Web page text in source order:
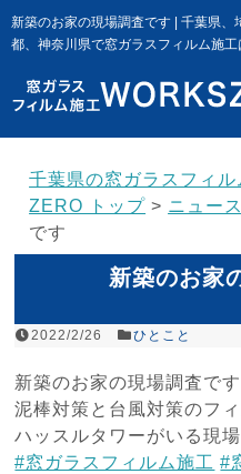
新築のお家の現場調査です | 千葉県
都、神奈川県で窓ガラスフィルム施工
千葉県の窓ガラスフィ
ZERO トップ > ニュース
です
新築のお家
2022/2/26 ひとこと
新築のお家の現場調査です
泥棒対策と台風対策のフ
ハッスルタワーがいる現
#窓ガラスフィルム施工 #